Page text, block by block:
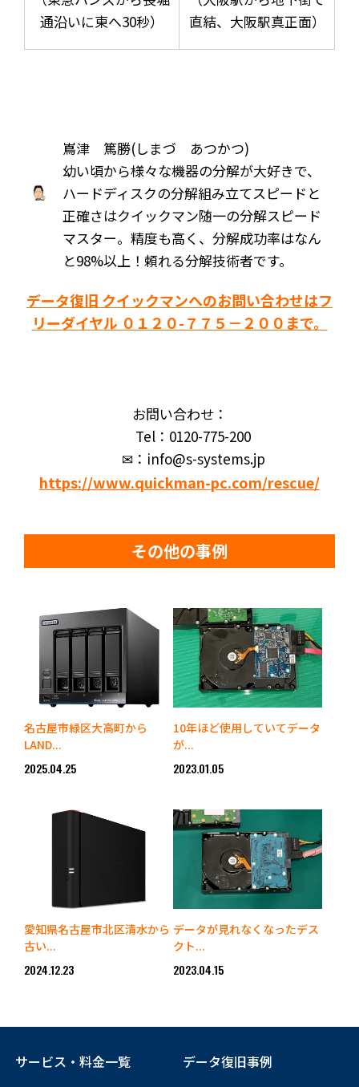
通沿いに東へ30秒）
直結、大阪駅真正面）
嶌津 篤勝(しまづ あつかつ)
幼い頃から様々な機器の分解が大好きで、
ハードディスクの分解組み立てスピードと
正確さはクイックマン随一の分解スピード
マスター。精度も高く、分解成功率はなん
と98%以上！頼れる分解技術者です。
データ復旧 クイックマンへのお問い合わせはフ
リーダイヤル ０１２０-７７５－２００まで。
お問い合わせ：
Tel：0120-775-200
✉：info@s-systems.jp
https://www.quickman-pc.com/rescue/
その他の事例
名古屋市緑区大高町から
LAND...
2025.04.25
10年ほど使用していてデータ
が...
2023.01.05
愛知県名古屋市北区清水から
古い...
2024.12.23
データが見れなくなったデス
クト...
2023.04.15
サービス・料金一覧
データ復旧事例